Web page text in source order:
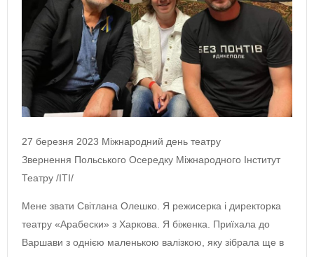
27 березня 2023 Міжнародний день театру
Звернення Польського Осередку Міжнародного Інститут
Театру /ITI/
Мене звати Світлана Олешко. Я режисерка і директорка
театру «Арабески» з Харкова. Я біженка. Приїхала до
Варшави з однією маленькою валізкою, яку зібрала ще в